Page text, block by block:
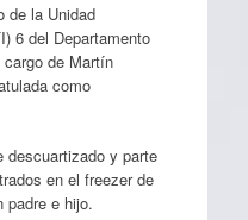
de la Unidad
6 del Departamento
de Martín
como
descuartizado y parte
en el freezer de
padre e hijo.